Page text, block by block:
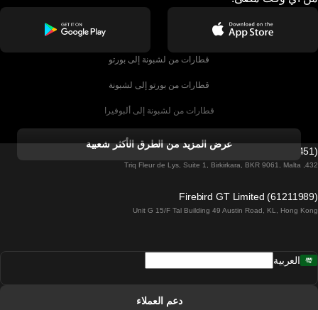
قطارات من لشبونة إلى بورتو
قطارات من بورتو إلى لشبونة
قطارات من لشبونة إلى ألبوفيرا
قطارات من ألبوفيرا إلى لشبونة
قطارات من لشبونة إلى لاغوس
قطارات من لشبونة إلى مدريد
عرض المزيد من الطرق الأكثر شعبية
Firebird GT Limited (OC 1451)
432, Triq Fleur de Lys, Suite 1, Birkirkara, BKR 9061, Malta
Firebird GT Limited (61211989)
Unit G 15/F Tal Building 49 Austin Road, KL, Hong Kong
العربية
دعم العملاء